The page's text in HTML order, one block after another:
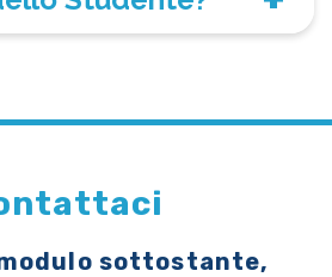
sottostante,